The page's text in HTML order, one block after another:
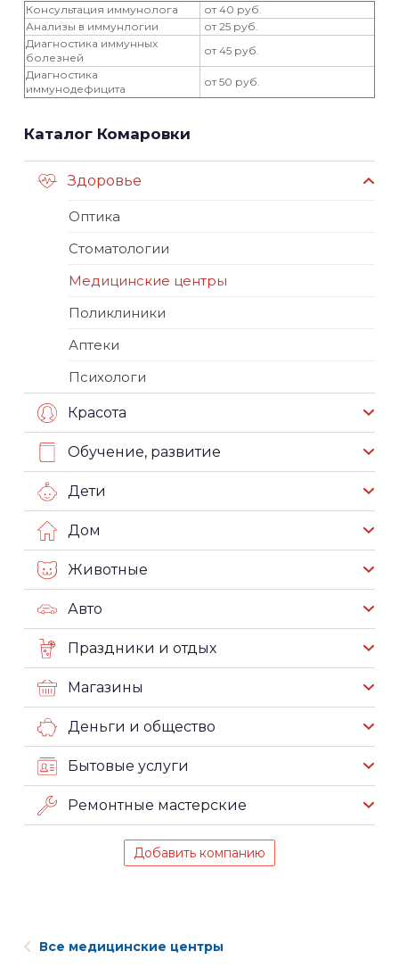
Консультация иммунолога
от 40 руб.
Анализы в иммунлогии
от 25 руб.
Диагностика иммунных
болезней
от 45 руб.
Диагностика
иммунодефицита
от 50 руб.
Каталог Комаровки
Здоровье
Оптика
Стоматологии
Медицинские центры
Поликлиники
Аптеки
Психологи
Красота
Обучение, развитие
Дети
Дом
Животные
Авто
Праздники и отдых
Магазины
Деньги и общество
Бытовые услуги
Ремонтные мастерские
Добавить компанию
Все медицинские центры